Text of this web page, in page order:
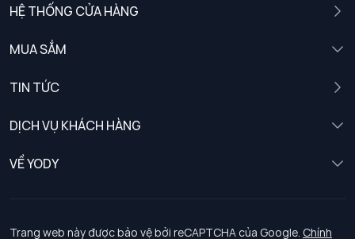
HỆ THỐNG CỬA HÀNG
MUA SẮM
TIN TỨC
DỊCH VỤ KHÁCH HÀNG
Chính sách khách hàng thân thiết
Chính sách bảo vệ dữ liệu cá nhân
VỀ YODY
Tuyển dụng
Trang web này được bảo vệ bởi reCAPTCHA của Google. Chính